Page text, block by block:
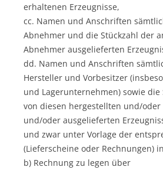
erhaltenen Erzeugnisse,
cc. Namen und Anschriften
Abnehmer und die Stückzahl der
Abnehmer ausgelieferten
dd. Namen und Anschriften
Hersteller und Vorbesitzer
und Lagerunternehmen) sowie die
von diesen hergestellten und/
und/oder ausgelieferten
und zwar unter Vorlage der
(Lieferscheine oder Rechnungen)
b) Rechnung zu legen über